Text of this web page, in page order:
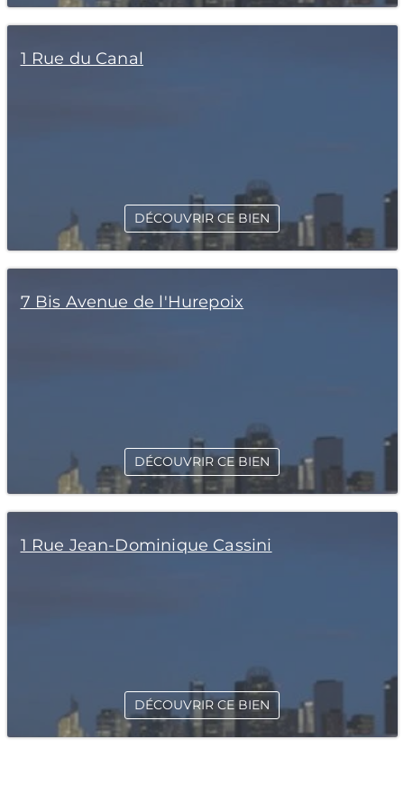
1 Rue du Canal
DÉCOUVRIR CE BIEN
7 Bis Avenue de l'Hurepoix
DÉCOUVRIR CE BIEN
1 Rue Jean-Dominique Cassini
DÉCOUVRIR CE BIEN